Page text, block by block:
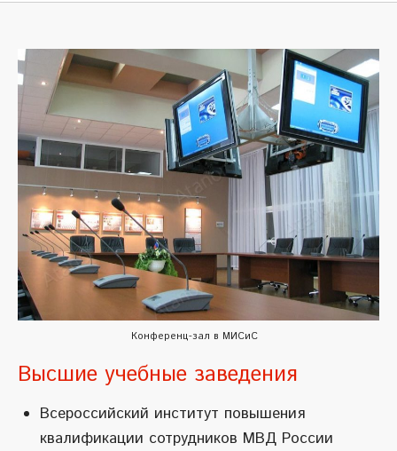
Конференц-зал в МИСиС
Высшие учебные заведения
Всероссийский институт повышения
квалификации сотрудников МВД России